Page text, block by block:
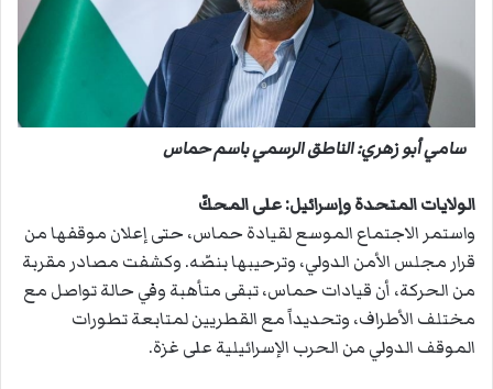
سامي أبو زهري: الناطق الرسمي باسم حماس
الولايات المتحدة وإسرائيل: على المحكّ
واستمر الاجتماع الموسع لقيادة حماس، حتى إعلان موقفها من
قرار مجلس الأمن الدولي، وترحيبها بنصّه. وكشفت مصادر مقربة
من الحركة، أن قيادات حماس، تبقى متأهبة وفي حالة تواصل مع
مختلف الأطراف، وتحديداً مع القطريين لمتابعة تطورات
الموقف الدولي من الحرب الإسرائيلية على غزة.